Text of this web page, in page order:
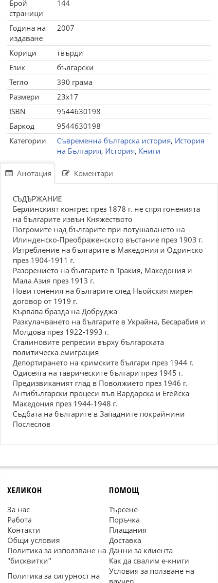
Брой
страници
144
Година на
издаване
2007
Корици
твърди
Език
български
Тегло
390 грама
Размери
23x17
ISBN
9544630198
Баркод
9544630198
Категории
Съвременна българска история, История
на България, История, Книги
Анотация Коментари
СЪДЪРЖАНИЕ
Берлинският конгрес през 1878 г. не спря гоненията
на българите извън Княжеството
Погромите над българите при потушаването на
Илинденско-Преображенското въстание през 1903 г.
Изтребление на българите в Македония и Одринско
през 1904-1911 г.
Разорението на българите в Тракия, Македония и
Мала Азия през 1913 г.
Нови гонения на българите след Ньойския мирен
договор от 1919 г.
Кървава бразда на Добруджа
Разкулачването на българите в Украйна, Бесарабия и
Молдова през 1922-1993 г.
Сталиновите репресии върху българската
политическа емиграция
Депортирането на кримските българи през 1944 г.
Одисеята на таврическите българи през 1945 г.
Предизвиканият глад в Поволжието през 1946 г.
Антибългарски процеси във Вардарска и Егейска
Македония през 1944-1948 г.
Съдбата на българите в Западните покрайнини
Послеслов
ХЕЛИКОН
За нас
Работа
Контакти
Общи условия
Политика за използване на
"бисквитки"
Политика за сигурност на
ПОМОЩ
Търсене
Поръчка
Плащания
Доставка
Данни за клиента
Как да свалим е-книги
Условия за ползване на
ваучер